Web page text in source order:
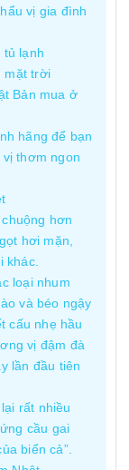
vị gia đình
tủ lạnh
mặt trời
Bản mua ở
hãng để bạn
thơm ngon
hơn
hơi mặn,
khác.
loại nhum
và béo ngậy
cấu nhẹ hầu
vị đậm đà
lần đầu tiên
rất nhiều
cầu gai
biển cả”.